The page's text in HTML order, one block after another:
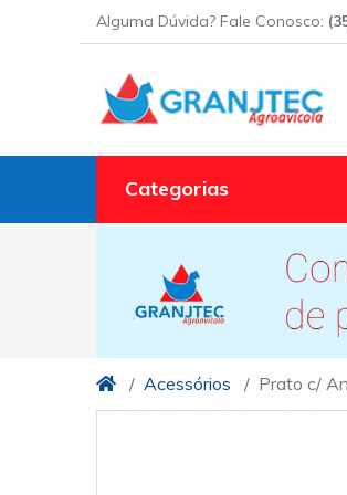
Alguma Dúvida? Fale Conosco:
Categorias
Acessórios Prato c/